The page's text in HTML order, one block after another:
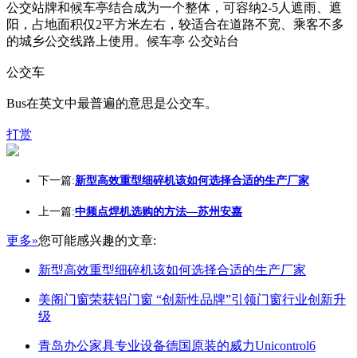
公交站牌和候车亭结合成为一个整体，可容纳2-5人遮雨、遮
阳，占地面积仅2平方米左右，较适合在道路不宽、乘客不多
的城乡公交线路上使用。候车亭 公交站台
公交车
Bus在英文中最普遍的意思是公交车。
打赏
下一篇:新型高效重型细碎机该如何选择合适的生产厂家
上一篇:中频点焊机选购的方法—苏州安嘉
更多»您可能感兴趣的文章:
新型高效重型细碎机该如何选择合适的生产厂家
美阁门窗荣获铝门窗 “创新性品牌”引领门窗行业创新升
级
青岛办公家具专业设备德国原装的威力Unicontrol6